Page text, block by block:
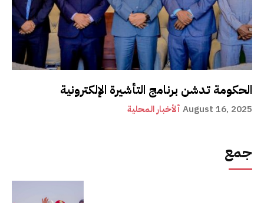
الحكومة تدشن برنامج التأشيرة الإلكترونية
ألأخبار المحلية August 16, 2025
جمع